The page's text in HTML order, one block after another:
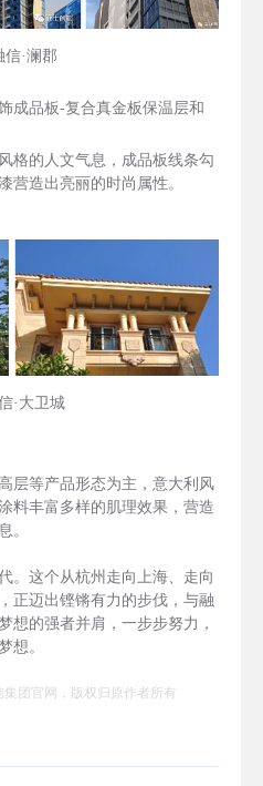
·澜郡
成品板-复合真金板保温层和
格的人文气息，成品板线条勾
营造出亮丽的时尚属性。
·大卫城
层等产品形态为主，意大利风
料丰富多样的肌理效果，营造
。
。这个从杭州走向上海、走向
正迈出铿锵有力的步伐，与融
想的强者并肩，一步步努力，
想。
团官网，版权归原作者所有